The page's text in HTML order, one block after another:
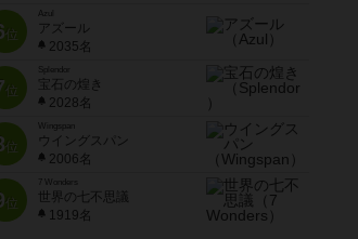
位
Azul
アズール
2035名
位
宝石の煌き
2028名
位
Wingspan
ウイングスパン
2006名
位
7 Wonders
世界の七不思議
1919名